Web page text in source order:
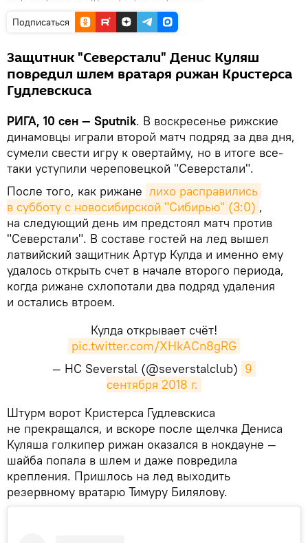
Подписаться
Защитник "Северстали" Денис Куляш
повредил шлем вратаря рижан Кристерса
Гудлевскиса
РИГА, 10 сен — Sputnik. В воскресенье рижские
динамовцы играли второй матч подряд за два дня,
сумели свести игру к овертайму, но в итоге все-
таки уступили череповецкой "Северстали".
После того, как рижане лихо расправились
в субботу с новосибирской "Сибирью" (3:0) ,
на следующий день им предстоял матч против
"Северстали". В составе гостей на лед вышел
латвийский защитник Артур Кулда и именно ему
удалось открыть счет в начале второго периода,
когда рижане схлопотали два подряд удаления
и остались втроем.
Кулда открывает счёт!
pic.twitter.com/XHkACn8gRG
— HC Severstal (@severstalclub) 9
сентября 2018 г.
​Штурм ворот Кристерса Гудлевскиса
не прекращался, и вскоре после щелчка Дениса
Куляша голкипер рижан оказался в нокдауне —
шайба попала в шлем и даже повредила
крепления. Пришлось на лед выходить
резервному вратарю Тимуру Билялову.